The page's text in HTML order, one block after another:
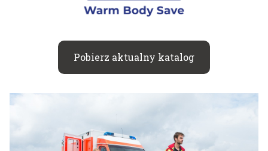
Pobierz aktualny katalog